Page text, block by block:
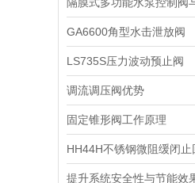
GA6600角型水击泄放阀
LS735S压力波动预止阀
调流调压阀优势
固定锥形阀工作原理